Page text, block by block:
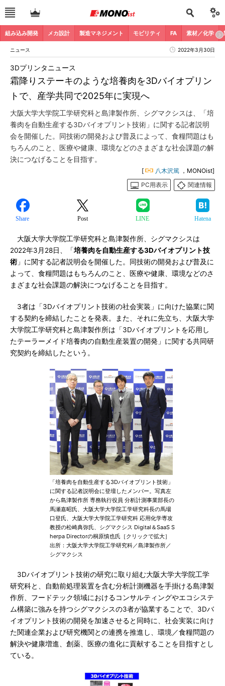
組み込み開発 メカ設計 製造マネジメント モビリティ FA 素材／化学
ニュース 2022年3月30日
霜降りステーキのような培養肉を3Dバイオプリン
トで、産学共同で2025年に実現へ
3Dプリンタニュース
大阪大学大学院工学研究科と島津製作所、シグマクシスは、「培
養肉を自動生産する3Dバイオプリント技術」に関する記者説明
会を開催した。同技術の開発および普及によって、食糧問題はも
ちろんのこと、医療や健康、環境などのさまざまな社会課題の解
決につなげることを目指す。
[ 八木沢篤 ，MONOist]
PC用表示
関連情報
Share Post LINE Hatena
大阪大学大学院工学研究科と島津製作所、シグマクシスは
2022年3月28日、「培養肉を自動生産する3Dバイオプリント技
術 」に関する記者説明会を開催した。同技術の開発および普及に
よって、食糧問題はもちろんのこと、医療や健康、環境などのさ
まざまな社会課題の解決につなげることを目指す。
3者は「3Dバイオプリント技術の社会実装」に向けた協業に関
する契約を締結したことを発表。また、それに先立ち、大阪大学
大学院工学研究科と島津製作所は「3Dバイオプリントを応用し
たテーラーメイド培養肉の自動生産装置の開発」に関する共同研
究契約を締結したという。
「培養肉を自動生産する3Dバイオプリント技術」
に関する記者説明会に登壇したメンバー。写真左
から島津製作所 専務執行役員 分析計測事業部長の
馬瀬嘉昭氏、大阪大学大学院工学研究科長の馬場
口登氏、大阪大学大学院工学研究科 応用化学専攻
教授の松崎典弥氏、シグマクシス Digital＆SaaS S
herpa Directorの桐原慎也氏［クリックで拡大］
出所：大阪大学大学院工学研究科／島津製作所／
シグマクシス
3Dバイオプリント技術の研究に取り組む大阪大学大学院工学
研究科と、自動前処理装置を含む分析計測機器を手掛ける島津製
作所、フードテック領域におけるコンサルティングやエコシステ
ム構築に強みを持つシグマクシスの3者が協業することで、3Dバ
イオプリント技術の開発を加速させると同時に、社会実装に向け
た関連企業および研究機関との連携を推進し、環境／食糧問題の
解決や健康増進、創薬、医療の進化に貢献することを目指すとし
ている。